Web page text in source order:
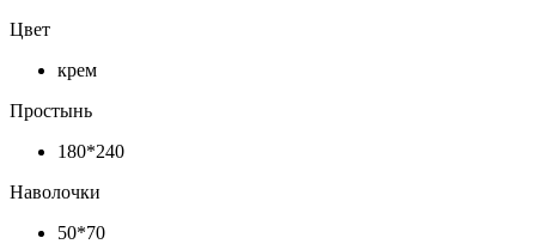
Цвет
крем
Простынь
180*240
Наволочки
50*70